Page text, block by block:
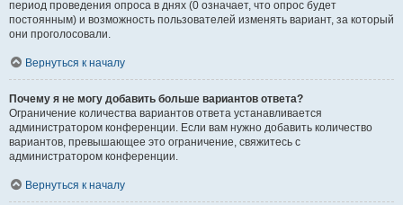
период проведения опроса в днях (0 означает, что опрос будет
постоянным) и возможность пользователей изменять вариант, за который
они проголосовали.
Вернуться к началу
Почему я не могу добавить больше вариантов ответа?
Ограничение количества вариантов ответа устанавливается
администратором конференции. Если вам нужно добавить количество
вариантов, превышающее это ограничение, свяжитесь с
администратором конференции.
Вернуться к началу